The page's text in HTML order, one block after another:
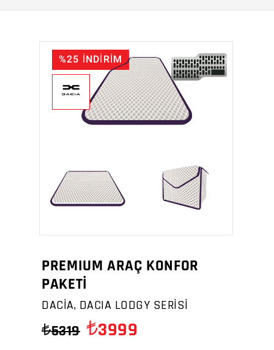
%25 İNDİRİM
PREMIUM ARAÇ KONFOR
PAKETİ
DACİA, DACIA LODGY SERİSİ
5319 3999